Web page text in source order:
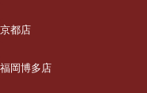
出張エリア
ブログ
メニュー/料金
出張エリア
ご利用の流れ
メニュー/料金
一休について
ご利用の流れ
京都店
一休について
福岡博多店